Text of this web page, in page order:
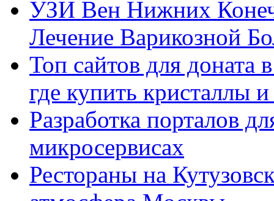
УЗИ Вен Нижних
Лечение Варикозной
Топ сайтов для
где купить кристаллы
Разработка порталов
микросервисах
Рестораны на